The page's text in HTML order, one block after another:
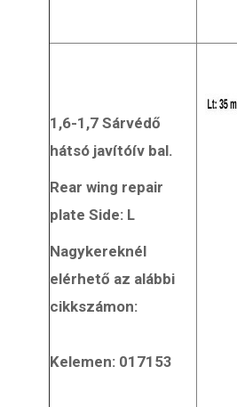
1,6-1,7 Sárvédő
hátsó javítóív bal.
Rear wing repair
plate Side: L
Nagykereknél
elérhető az alábbi
cikkszámon:
Kelemen: 017153